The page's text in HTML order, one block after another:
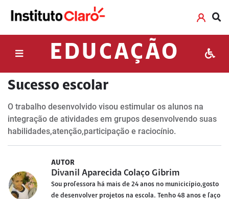
EDUCAÇÃO
Sucesso escolar
O trabalho desenvolvido visou estimular os alunos na
integração de atividades em grupos desenvolvendo suas
habilidades,atenção,participação e raciocínio.
AUTOR
Divanil Aparecida Colaço Gibrim
Sou professora há mais de 24 anos no municicípio,gosto
de desenvolver projetos na escola. Tenho 48 anos e faço